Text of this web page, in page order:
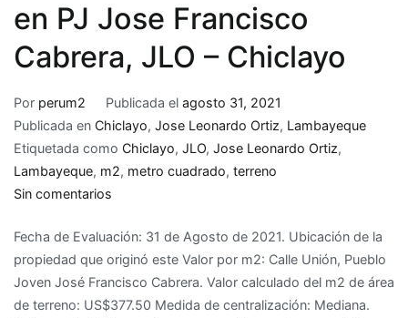
en PJ Jose Francisco
Cabrera, JLO – Chiclayo
Por perum2 Publicada el agosto 31, 2021
Publicada en Chiclayo, Jose Leonardo Ortiz, Lambayeque
Etiquetada como Chiclayo, JLO, Jose Leonardo Ortiz,
Lambayeque, m2, metro cuadrado, terreno
Sin comentarios
de
M2
de
terreno
Fecha de Evaluación: 31 de Agosto de 2021. Ubicación de la
propiedad que originó este Valor por m2: Calle Unión, Pueblo
Joven José Francisco Cabrera. Valor calculado del m2 de área
de terreno: US$377.50 Medida de centralización: Mediana.